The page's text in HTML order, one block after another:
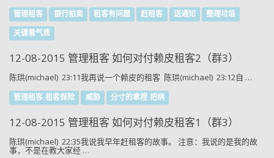
管理租客 银行拍卖 租客有问题 赶租客 送通知
整理垃圾
关键看气质
12-08-2015 管理租客 如何对付赖皮租客2（群3）
陈珙(michael) 23:11我再说一个赖皮的租客 陈珙(michael) 23:12自 …
管理租客.租客保险 威胁 分寸的拿捏.把柄
12-08-2015 管理租客 如何对付赖皮租客1（群3）
陈珙(michael) 22:35我说我早年赶租客的故事。 注意：我说的是我的故
事，不是在教大家经 …